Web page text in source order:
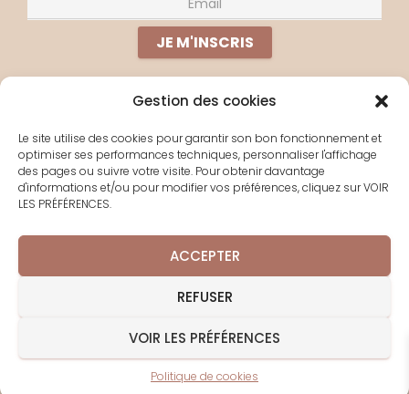
Gestion des cookies
Le site utilise des cookies pour garantir son bon fonctionnement et
optimiser ses performances techniques, personnaliser l'affichage
des pages ou suivre votre visite. Pour obtenir davantage
d'informations et/ou pour modifier vos préférences, cliquez sur VOIR
LES PRÉFÉRENCES.
ACCEPTER
REFUSER
VOIR LES PRÉFÉRENCES
Politique de cookies
À PROPOS
YOGA EN LIGNE
Hestia | Développé parThemeIsle